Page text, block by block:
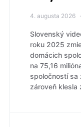
4. augusta 2026
Slovenský
roku 2025
domácich
na 75,16
spoločností sa
zároveň klesla